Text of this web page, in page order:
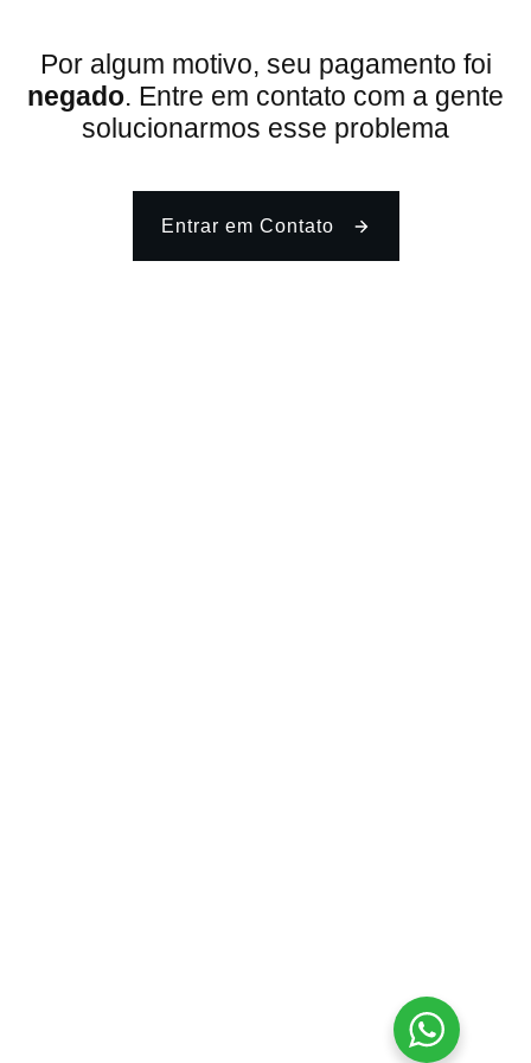
Por algum motivo, seu pagamento foi
negado. Entre em contato com a gente
solucionarmos esse problema
Entrar em Contato